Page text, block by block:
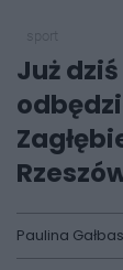
Już
Paulina Gałbas